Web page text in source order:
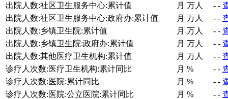
出院人数:社区卫生服务中心:累计值
月 万人 - -
出院人数:社区卫生服务中心:政府办:累计值
月 万人 - -
出院人数:乡镇卫生院:累计值
月 万人 - -
出院人数:乡镇卫生院:政府办:累计值
月 万人 - -
出院人数:其他医疗卫生机构:累计值
月 万人 - -
诊疗人次数:医疗卫生机构:累计同比
月 % - -
诊疗人次数:医院:累计同比
月 % - -
诊疗人次数:医院:公立医院:累计同比
月 % - -